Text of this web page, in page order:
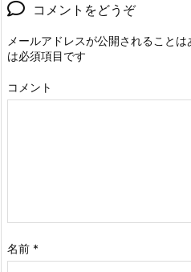
コメントをどうぞ
メールアドレスが公開されることは
は必須項目です
コメント
名前 *